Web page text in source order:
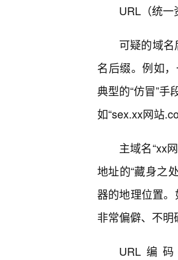
URL（统一
可疑的域
名后缀。例如，
典型的“仿冒”手
如“sex.xx网站
主域名“xx
地址的“藏身之
器的地理位置
非常偏僻、不明
URL编